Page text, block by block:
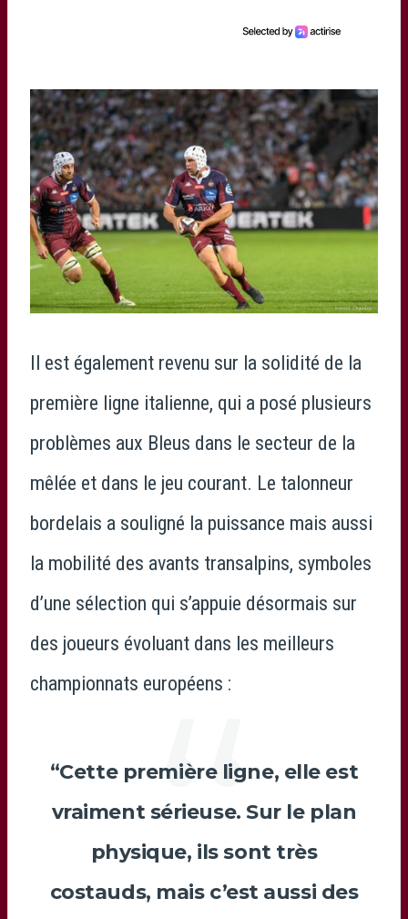
Il est également revenu sur la solidité de la
première ligne italienne, qui a posé plusieurs
problèmes aux Bleus dans le secteur de la
mêlée et dans le jeu courant. Le talonneur
bordelais a souligné la puissance mais aussi
la mobilité des avants transalpins, symboles
d’une sélection qui s’appuie désormais sur
des joueurs évoluant dans les meilleurs
championnats européens :
“Cette première ligne, elle est
vraiment sérieuse. Sur le plan
physique, ils sont très
costauds, mais c’est aussi des